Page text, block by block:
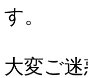
す。
大変ご